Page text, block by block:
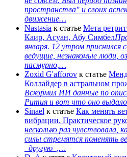
пространства" и своих
движение…
Nastasia к статье Мета
Каир, Асуан, Абу Симбел
января. 12 утром приснился
ведущие, незнакомые люди,
пасмурно,…
Zoxid G'afforov к статье
Коллайдер в астральном
Вскормил ИИ данные по
Рития и вот что оно
Sinael к статье Как менять
вибрации. Практическое
несколько раз чувствовала,
силы стремятся поменять
_другую_,…